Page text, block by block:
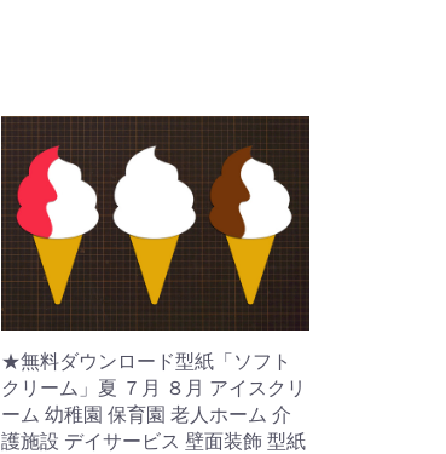
★無料ダウンロード型紙「ソフト
クリーム」夏 ７月 ８月 アイスクリ
ーム 幼稚園 保育園 老人ホーム 介
護施設 デイサービス 壁面装飾 型紙